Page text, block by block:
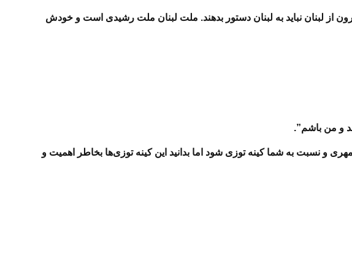
از لبنان نباید به لبنان دستور بدهند. ملت لبنان ملت رشیدی است و خودش
و نسبت به شما کینه توزی شود اما بدانید این کینه توزی‌ها بخاطر اهمیت و